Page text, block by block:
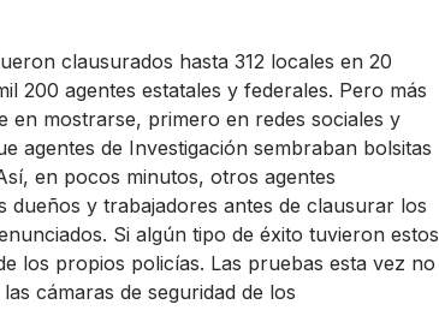
clausurados hasta 312 locales en 20
200 agentes estatales y federales. Pero más
en mostrarse, primero en redes sociales y
agentes de Investigación sembraban bolsitas
en pocos minutos, otros agentes
dueños y trabajadores antes de clausurar los
Si algún tipo de éxito tuvieron estos
los propios policías. Las pruebas esta vez no
cámaras de seguridad de los